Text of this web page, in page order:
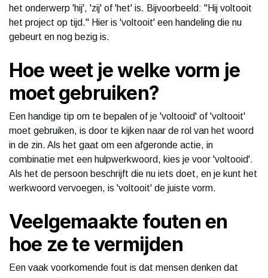
het onderwerp 'hij', 'zij' of 'het' is. Bijvoorbeeld: "Hij voltooit
het project op tijd." Hier is 'voltooit' een handeling die nu
gebeurt en nog bezig is.
Hoe weet je welke vorm je
moet gebruiken?
Een handige tip om te bepalen of je 'voltooid' of 'voltooit'
moet gebruiken, is door te kijken naar de rol van het woord
in de zin. Als het gaat om een afgeronde actie, in
combinatie met een hulpwerkwoord, kies je voor 'voltooid'.
Als het de persoon beschrijft die nu iets doet, en je kunt het
werkwoord vervoegen, is 'voltooit' de juiste vorm.
Veelgemaakte fouten en
hoe ze te vermijden
Een vaak voorkomende fout is dat mensen denken dat